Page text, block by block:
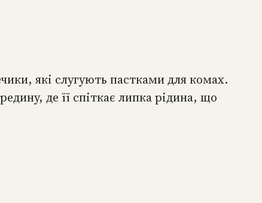
які слугують пастками для комах.
де її спіткає липка рідина, що